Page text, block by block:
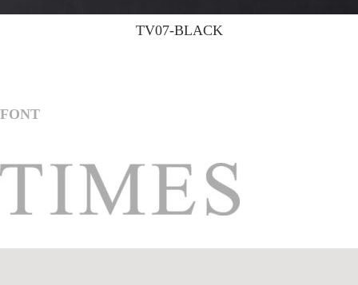
TV07-BLACK
FONT